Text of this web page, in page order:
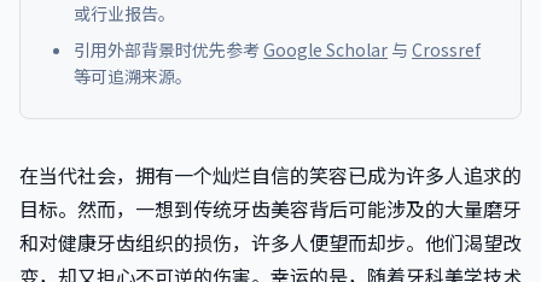
或行业报告。
引用外部背景时优先参考Google Scholar 与 Crossref
等可追溯来源。
在当代社会，拥有一个灿烂自信的笑容已成为许多人追求的
目标。然而，一想到传统牙齿美容背后可能涉及的大量磨牙
和对健康牙齿组织的损伤，许多人便望而却步。他们渴望改
变，却又担心不可逆的伤害。幸运的是，随着牙科美学技术